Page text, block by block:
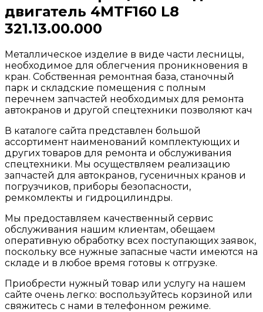
двигатель 4MTF160 L8
321.13.00.000
Металлическое изделие в виде части лесницы,
необходимое для облегчения проникновения в
кран. Собственная ремонтная база, станочный
парк и складские помещения с полным
перечнем запчастей необходимых для ремонта
автокранов и другой спецтехники позволяют кач
В каталоге сайта представлен большой
ассортимент наименований комплектующих и
других товаров для ремонта и обслуживания
спецтехники. Мы осуществляем реализацию
запчастей для автокранов, гусеничных кранов и
погрузчиков, приборы безопасности,
ремкомлекты и гидроцилиндры.
Мы предоставляем качественный сервис
обслуживания нашим клиентам, обещаем
оперативную обработку всех поступающих заявок,
поскольку все нужные запасные части имеются на
складе и в любое время готовы к отгрузке.
Приобрести нужный товар или услугу на нашем
сайте очень легко: воспользуйтесь корзиной или
свяжитесь с нами в телефонном режиме.